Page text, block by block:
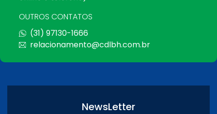
OUTROS CONTATOS
(31) 97130-1666
relacionamento@cdlbh.com.br
NewsLetter